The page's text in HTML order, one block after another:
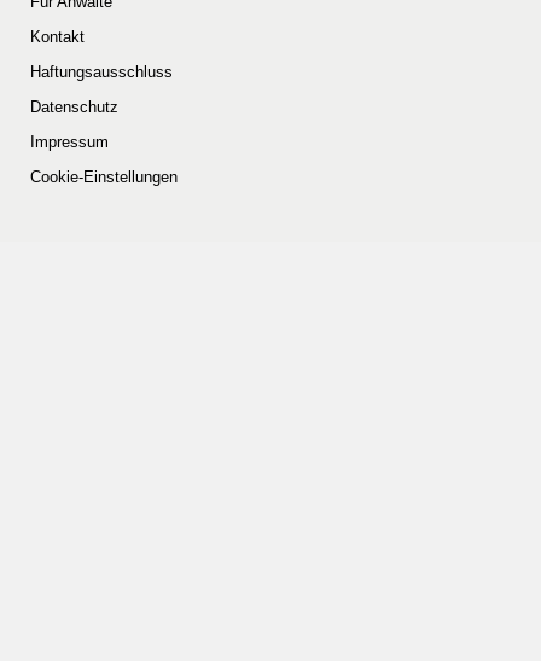
Kontakt
Haftungsausschluss
Datenschutz
Impressum
Cookie-Einstellungen